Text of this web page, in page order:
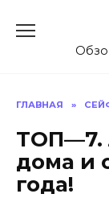
содержанию
ГЛАВНАЯ »
ТОП—7.
дома и
года!